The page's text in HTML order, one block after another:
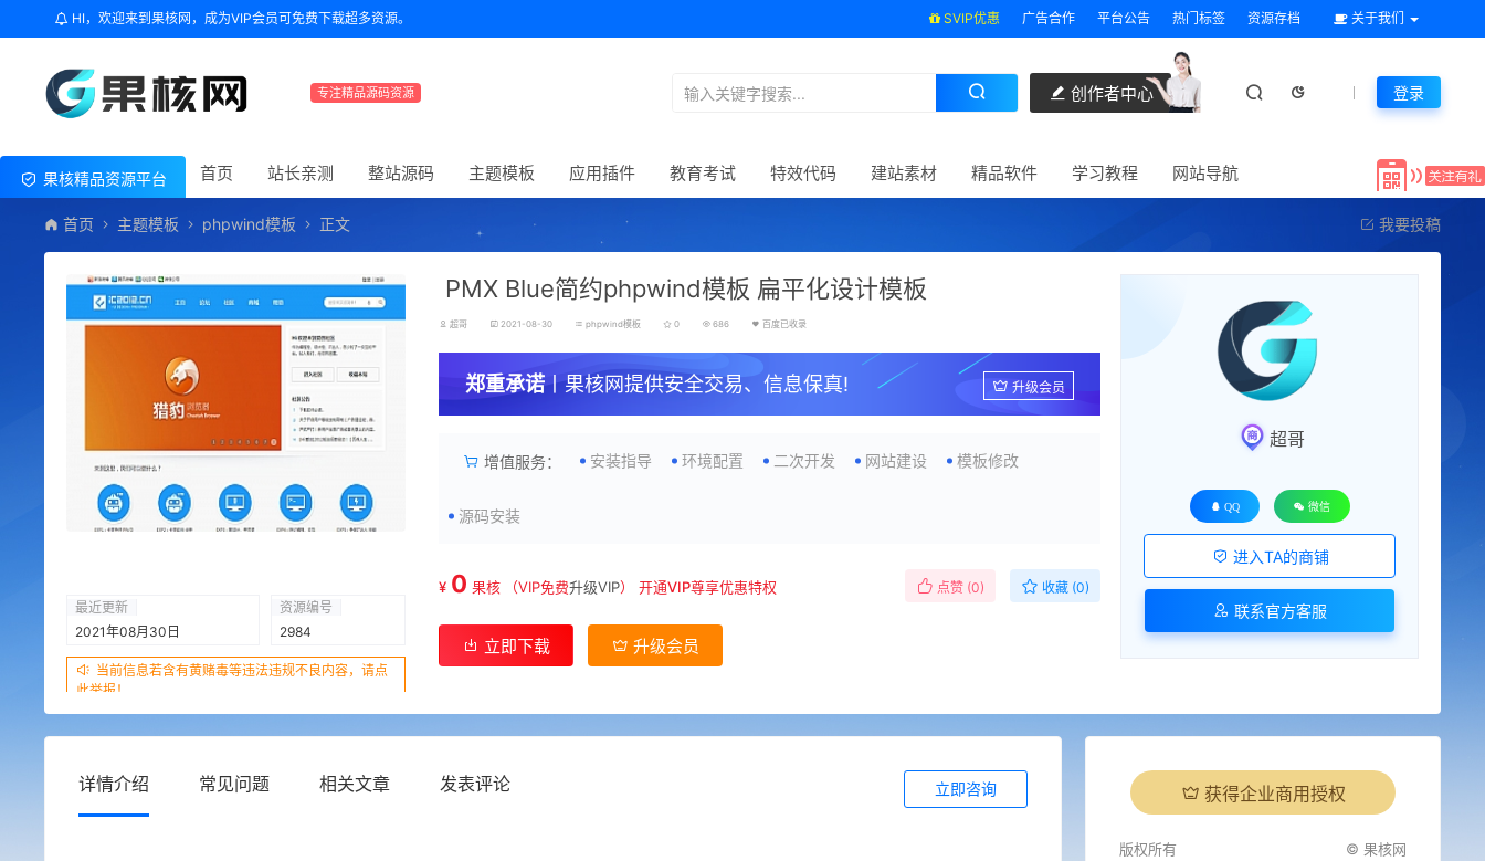
HI，欢迎来到果核网，成为VIP会员可免费下载超多资源。 SVIP优惠 广告合作 平台公告 热门标签 资源存档 关于我们
专注精品源码资源 创作者中心 登录
果核精品资源平台 首页 站长亲测 整站源码 主题模板 应用插件 教育考试 特效代码 建站素材 精品软件 学习教程 网站导航
首页 主题模板 phpwind模板 正文 我要投稿
最近更新
2021年08月30日
资源编号
2984
当前信息若含有黄赌毒等违法违规不良内容，请点
此举报！
PMX Blue简约phpwind模板 扁平化设计模板
超哥 2021-08-30 phpwind模板 0 686 百度已收录
郑重承诺丨果核网提供安全交易、信息保真! 升级会员
增值服务： 安装指导 环境配置 二次开发 网站建设 模板修改
源码安装
¥ 0 果核 （VIP免费升级VIP）开通VIP尊享优惠特权 点赞 (0) 收藏 (0)
立即下载 升级会员
超哥
QQ 微信
进入TA的商铺
联系官方客服
详情介绍 常见问题 相关文章 发表评论 立即咨询 获得企业商用授权
版权所有 © 果核网